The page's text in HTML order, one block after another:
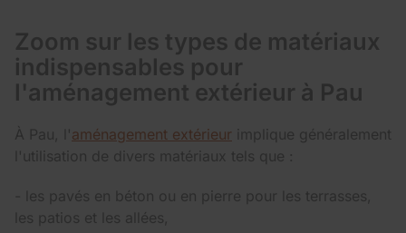
Zoom sur les types de matériaux
indispensables pour
l'aménagement extérieur à Pau
À Pau, l'aménagement extérieur implique généralement
l'utilisation de divers matériaux tels que :
- les pavés en béton ou en pierre pour les terrasses,
les patios et les allées,